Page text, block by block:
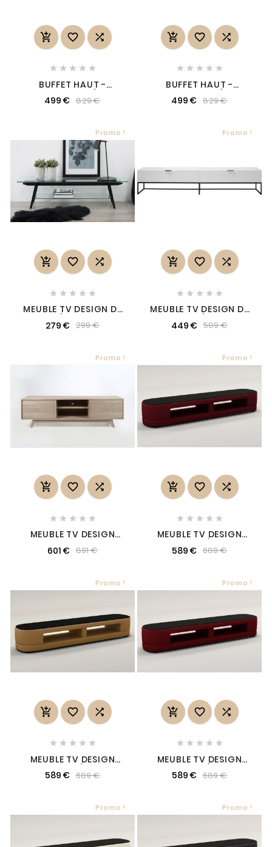
  
    
BUFFET HAUT -
FINITION CHÊNE
ARTISANAL ET FAÇADE
499 € 829 €
  
    
BUFFET HAUT -
FINITION CHÊNE
ARTISANAL ET FAÇADE
499 € 829 €
Promo !
  
    
MEUBLE TV DESIGN DE
STRUCTURE NOIR,
279 € 299 €
Promo !
  
    
MEUBLE TV DESIGN DE
RANGEMENT SPACIEUX,
449 € 589 €
Promo !
  
    
MEUBLE TV DESIGN
MASSIF FINITION
601 € 891 €
Promo !
  
    
MEUBLE TV DESIGN
STARO. TRÈS JOLI
MODÈLE AUX LIGNES
589 € 689 €
Promo !
  
    
MEUBLE TV DESIGN
STARO. TRÈS JOLI
MODÈLE AUX LIGNES
589 € 689 €
Promo !
  
    
MEUBLE TV DESIGN
STARO. TRÈS JOLI
MODÈLE AUX LIGNES
589 € 689 €
Promo ! Promo !